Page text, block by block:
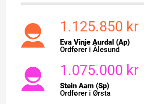
1.125.850 kr
Eva Vinje Aurdal (Ap)
Ordfører i Ålesund
1.075.000 kr
Stein Aam (Sp)
Ordfører i Ørsta